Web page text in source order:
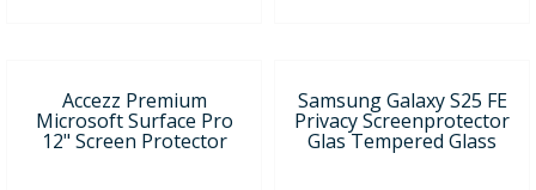
Accezz Premium
Microsoft Surface Pro
12" Screen Protector
Samsung Galaxy S25 FE
Privacy Screenprotector
Glas Tempered Glass